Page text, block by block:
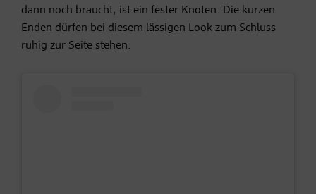
dann noch braucht, ist ein fester Knoten. Die kurzen
Enden dürfen bei diesem lässigen Look zum Schluss
ruhig zur Seite stehen.